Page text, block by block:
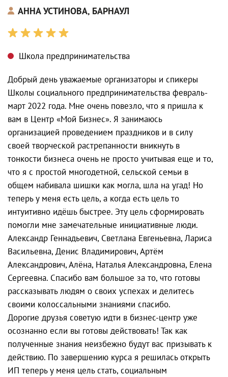
АННА УСТИНОВА, БАРНАУЛ
Школа предпринимательства
Добрый день уважаемые организаторы и спикеры
Школы социального предпринимательства февраль-
март 2022 года. Мне очень повезло, что я пришла к
вам в Центр «Мой Бизнес». Я занимаюсь
организацией проведением праздников и в силу
своей творческой растрепанности вникнуть в
тонкости бизнеса очень не просто учитывая еще и то,
что я с простой многодетной, сельской семьи в
общем набивала шишки как могла, шла на угад! Но
теперь у меня есть цель, а когда есть цель то
интуитивно идёшь быстрее. Эту цель сформировать
помогли мне замечательные инициативные люди.
Александр Геннадьевич, Светлана Евгеньевна, Лариса
Васильевна, Денис Владимирович, Артём
Александрович, Алёна, Наталья Александровна, Елена
Сергеевна. Спасибо вам большое за то, что готовы
рассказывать людям о своих успехах и делитесь
своими колоссальными знаниями спасибо.
Дорогие друзья советую идти в бизнес-центр уже
осознанно если вы готовы действовать! Так как
полученные знания неизбежно будут вас призывать к
действию. По завершению курса я решилась открыть
ИП теперь у меня цель стать, социальным